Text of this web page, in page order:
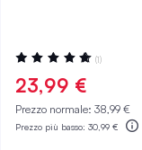
Valutazione:
100%
(1)
23,99 €
Prezzo normale: 38,99 €
Prezzo più basso: 30,99 €